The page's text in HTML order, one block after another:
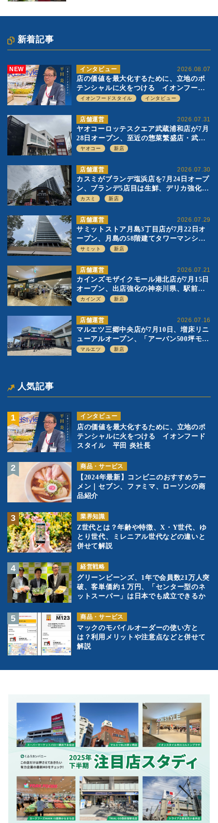
新着記事
NEW 2026.08.07
インタビュー
店の価値を最大化するために、立地のポ
テンシャルに火をつける イオンフード
スタイル 平田 炎社長
イオンフードスタイル インタビュー
2026.07.31
店舗運営
ヤオコーロッテスクエア武蔵浦和店が7月
28日オープン、至近の惣菜繁盛店・武蔵
浦和店とは生鮮強化、ですみ分け
ヤオコー 新店
2026.07.30
店舗運営
カスミがブランデ塩浜店を7月24日オープ
ン、ブランデ5店目は生鮮、デリカ強化の
一方で通常店の要素も取り入れ
カスミ 新店
2026.07.29
店舗運営
サミットストア月島3丁目店が7月22日オ
ープン、月島の58階建てタワーマンショ
ン1階に生鮮強化の小商圏型店を出店
サミット 新店
2026.07.21
店舗運営
カインズモザイクモール港北店が7月15日
オープン、出店強化の神奈川県、駅前
SC2階の都市型小型店
カインズ 新店
2026.07.16
店舗運営
マルエツ三郷中央店が7月10日、増床リニ
ューアルオープン、「アーバン500坪モデ
ル」の実験を集大成、駅前立地受け、寿
マルエツ 新店
人気記事
インタビュー
店の価値を最大化するために、立地のポ
テンシャルに火をつける イオンフード
スタイル 平田 炎社長
商品・サービス
【2024年最新】コンビニのおすすめラー
メン｜セブン、ファミマ、ローソンの商
品紹介
業界知識
Z世代とは？年齢や特徴、X・Y世代、ゆ
とり世代、ミレニアル世代などの違いと
併せて解説
経営戦略
グリーンビーンズ、1年で会員数21万人突
破、客単価約１万円、「センター型のネ
ットスーパー」は日本でも成立できるか
商品・サービス
マックのモバイルオーダーの使い方と
は？利用メリットや注意点などと併せて
解説